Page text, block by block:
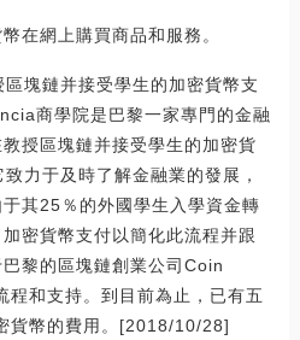
在網上購買商品和服務。
塊鏈并接受學生的加密貨幣支
商學院是巴黎一家專門的金融
授區塊鏈并接受學生的加密貨
力于及時了解金融業的發展，
其25％的外國學生入學資金轉
密貨幣支付以簡化此流程并跟
黎的區塊鏈創業公司Coin
和支持。到目前為止，已有五
貨幣的費用。[2018/10/28]